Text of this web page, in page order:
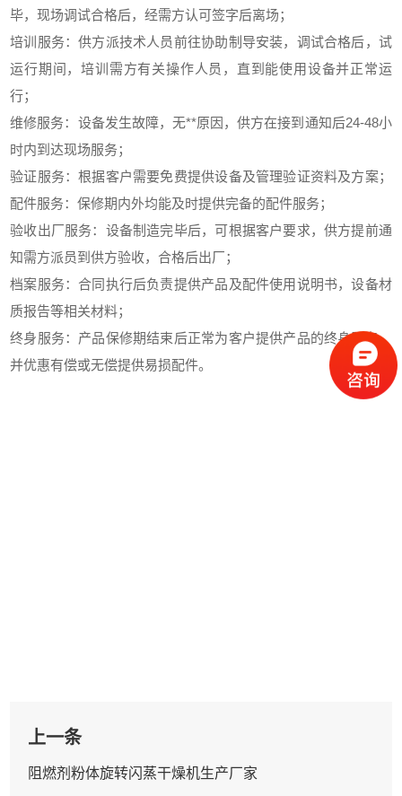
毕，现场调试合格后，经需方认可签字后离场；
培训服务：供方派技术人员前往协助制导安装，调试合格后，试
运行期间，培训需方有关操作人员，直到能使用设备并正常运
行；
维修服务：设备发生故障，无**原因，供方在接到通知后24-48小
时内到达现场服务；
验证服务：根据客户需要免费提供设备及管理验证资料及方案；
配件服务：保修期内外均能及时提供完备的配件服务；
验收出厂服务：设备制造完毕后，可根据客户要求，供方提前通
知需方派员到供方验收，合格后出厂；
档案服务：合同执行后负责提供产品及配件使用说明书，设备材
质报告等相关材料；
终身服务：产品保修期结束后正常为客户提供产品的终身服务，
并优惠有偿或无偿提供易损配件。
上一条
阻燃剂粉体旋转闪蒸干燥机生产厂家